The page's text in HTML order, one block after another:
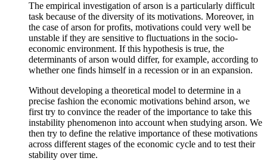
The empirical investigation of arson is a particularly difficult
task because of the diversity of its motivations. Moreover, in
the case of arson for profits, motivations could very well be
unstable if they are sensitive to fluctuations in the socio-
economic environment. If this hypothesis is true, the
determinants of arson would differ, for example, according to
whether one finds himself in a recession or in an expansion.
Without developing a theoretical model to determine in a
precise fashion the economic motivations behind arson, we
first try to convince the reader of the importance to take this
instability phenomenon into account when studying arson. We
then try to define the relative importance of these motivations
across different stages of the economic cycle and to test their
stability over time.